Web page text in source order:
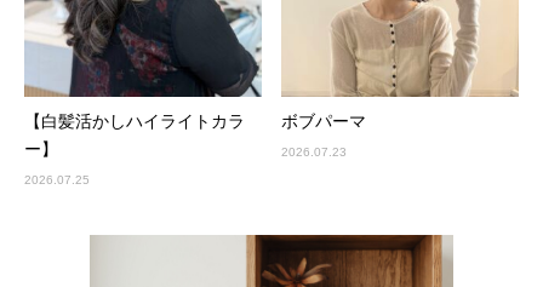
【白髪活かしハイライトカラ
ー】
2026.07.25
ボブパーマ
2026.07.23